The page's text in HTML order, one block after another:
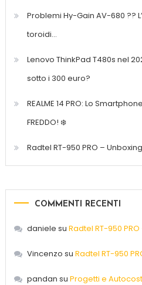
Problemi Hy-Gain AV-680 ??
toroidi…
Lenovo ThinkPad T480s nel
sotto i 300 euro?
REALME 14 PRO: Lo
FREDDO! ❄️
Radtel RT-950 PRO –
COMMENTI RECENTI
daniele su Radtel RT-950
Vincenzo su Radtel RT-950
pandan su Progetti e